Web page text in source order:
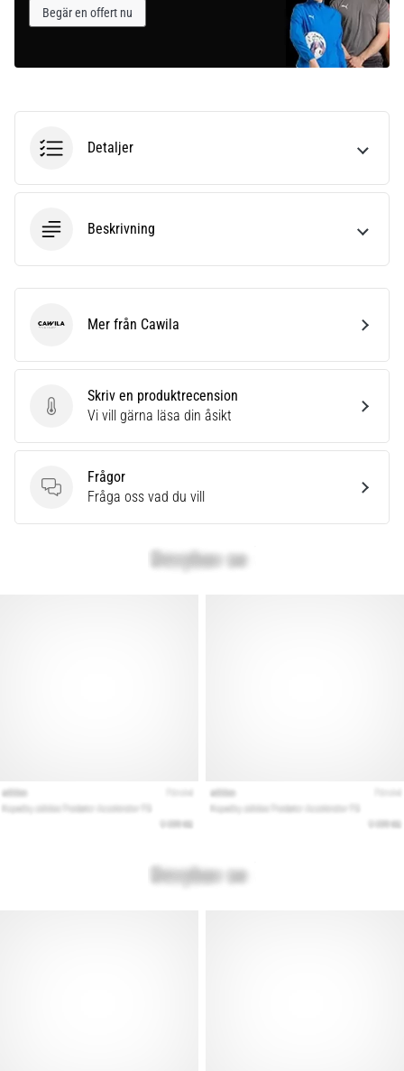
Begär en offert nu
Detaljer
Beskrivning
Skriv en produktrecension
Skriv en produktrecension
Vi vill gärna läsa din åsikt
Frågor
Frågor
Fråga oss vad du vill
Cawila Mer från Cawila